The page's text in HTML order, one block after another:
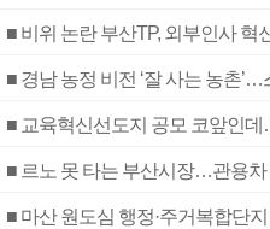
■ 비위 논란 부산TP, 외부인사 혁
■ 경남 농정 비전 ‘잘 사는 농촌
■ 교육혁신선도지 공모 코앞인데
■ 르노 못 타는 부산시장…관용차
■ 마산 원도심 행정·주거복합단